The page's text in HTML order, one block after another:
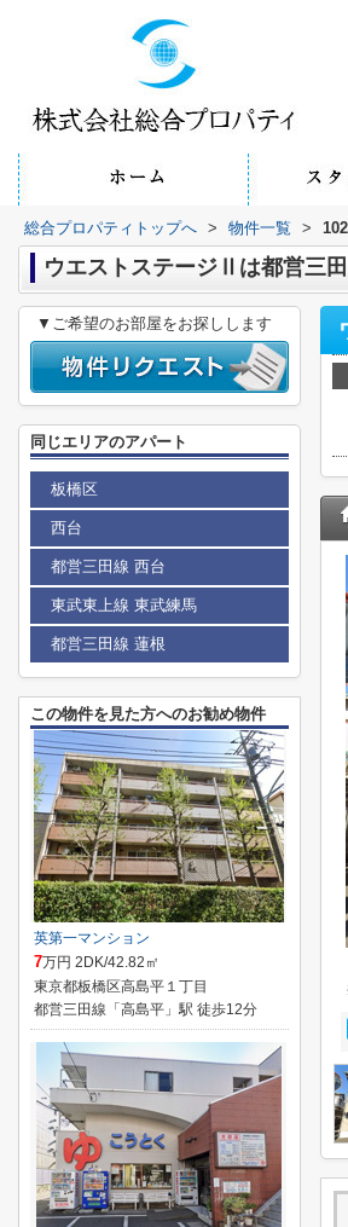
総合プロパティトップへ > 物件一覧 > 102
ウエストステージⅡは都営三
▼ご希望のお部屋をお探しします
同じエリアのアパート
板橋区
西台
都営三田線 西台
東武東上線 東武練馬
都営三田線 蓮根
この物件を見た方へのお勧め物件
英第一マンション
7万円 2DK/42.82㎡
東京都板橋区高島平１丁目
都営三田線「高島平」駅 徒歩12分